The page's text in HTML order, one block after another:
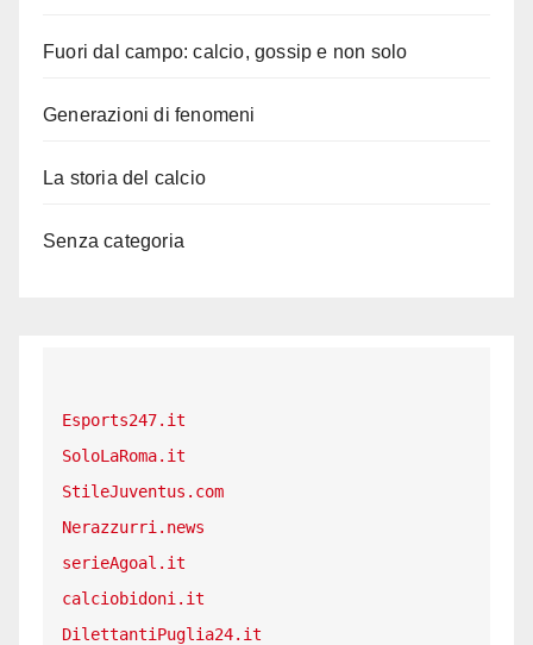
Fuori dal campo: calcio, gossip e non solo
Generazioni di fenomeni
La storia del calcio
Senza categoria
Esports247.it
SoloLaRoma.it
StileJuventus.com
Nerazzurri.news
serieAgoal.it
calciobidoni.it
DilettantiPuglia24.it